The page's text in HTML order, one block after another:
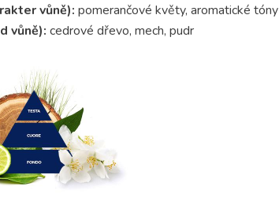
vůně): pomerančové květy, aromatické tóny
vůně): cedrové dřevo, mech, pudr